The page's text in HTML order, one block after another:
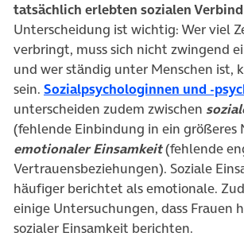
tatsächlich erlebten sozialen
Unterscheidung ist wichtig: Wer viel
verbringt, muss sich nicht zwingend
und wer ständig unter Menschen ist,
sein. Sozialpsychologinnen und -
unterscheiden zudem zwischen
(fehlende Einbindung in ein größeres
emotionaler Einsamkeit(fehlende
Vertrauensbeziehungen). Soziale
häufiger berichtet als emotionale.
einige Untersuchungen, dass Frauen
sozialer Einsamkeit berichten.